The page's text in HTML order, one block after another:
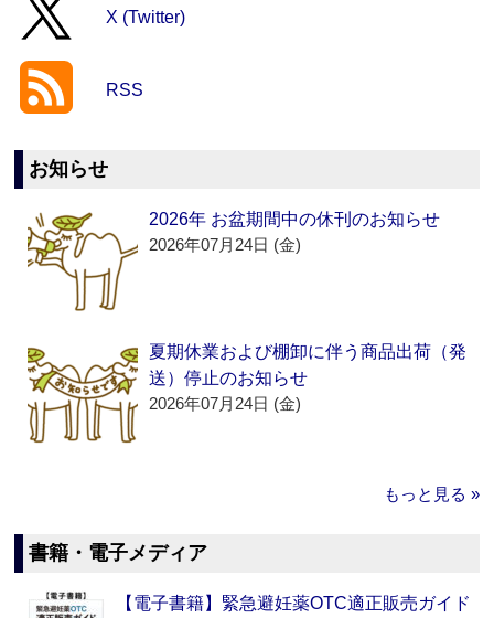
X (Twitter)
RSS
お知らせ
2026年 お盆期間中の休刊のお知らせ
2026年07月24日 (金)
夏期休業および棚卸に伴う商品出荷（発
送）停止のお知らせ
2026年07月24日 (金)
もっと見る »
書籍・電子メディア
【電子書籍】緊急避妊薬OTC適正販売ガイド